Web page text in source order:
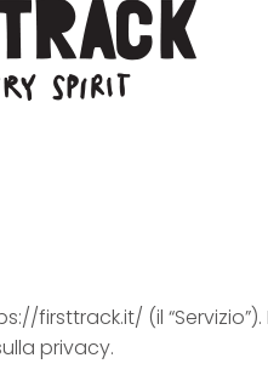
firsttrack.it/ (il
privacy.